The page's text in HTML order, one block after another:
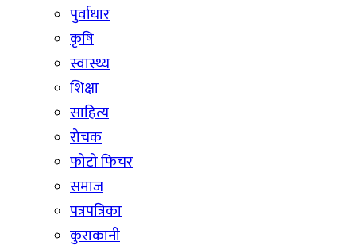
पुर्वाधार
कृषि
स्वास्थ्य
शिक्षा
साहित्य
रोचक
फोटो फिचर
समाज
पत्रपत्रिका
कुराकानी